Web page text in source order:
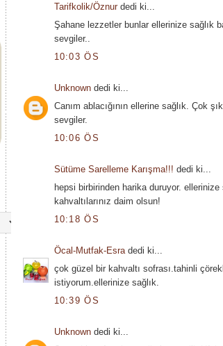
Tarifkolik/Öznurdedi ki...
Şahane lezzetler bunlar ellerinize sağlık
sevgiler..
10:03 ÖS
Unknowndedi ki...
Canım ablacığının ellerine sağlık. Çok
sevgiler.
10:06 ÖS
Sütüme Sarelleme Karışma!!! dedi ki...
hepsi birbirinden harika duruyor.
kahvaltılarınız daim olsun!
10:18 ÖS
Öcal-Mutfak-Esradedi ki...
çok güzel bir kahvaltı sofrası.tahinli
istiyorum.ellerinize sağlık.
10:39 ÖS
Unknowndedi ki...